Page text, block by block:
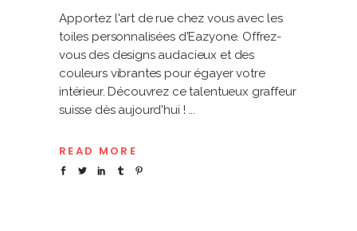
Apportez l'art de rue chez vous avec les
toiles personnalisées d'Eazyone. Offrez-
vous des designs audacieux et des
couleurs vibrantes pour égayer votre
intérieur. Découvrez ce talentueux graffeur
suisse dès aujourd'hui !
READ MORE